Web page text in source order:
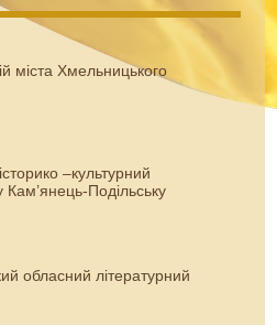
міста Хмельницького
–культурний
Кам’янець-Подільську
обласний літературний